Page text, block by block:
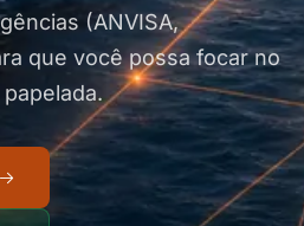
(ANVISA,
que você possa focar no